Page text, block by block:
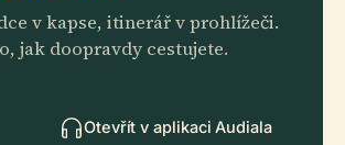
v kapse, itinerář v prohlížeči.
jak doopravdy cestujete.
Otevřít v aplikaci Audiala